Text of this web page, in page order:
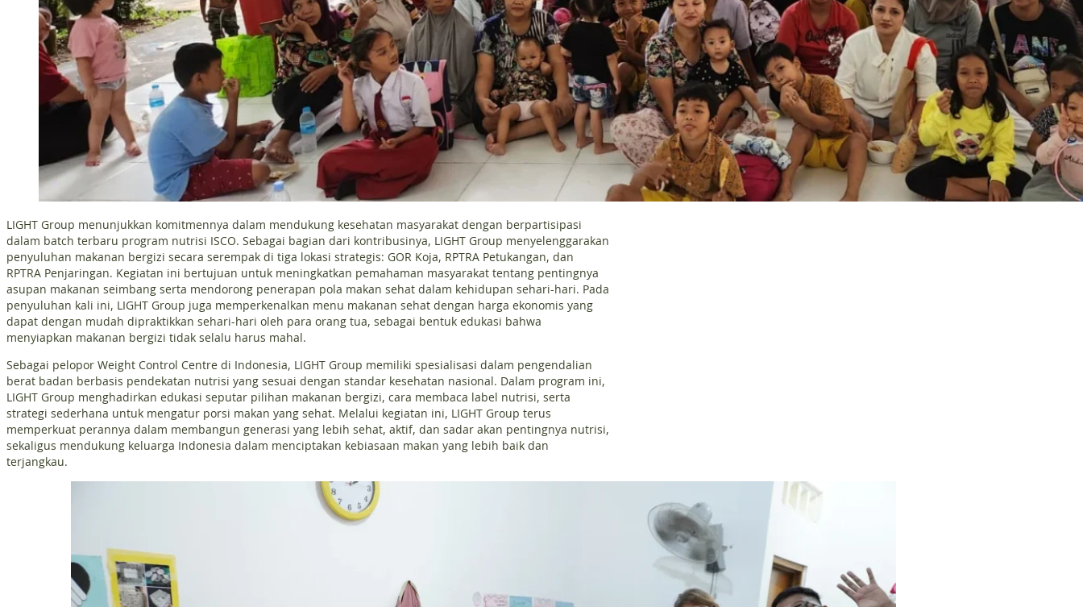
LIGHT Group menunjukkan komitmennya dalam mendukung kesehatan masyarakat dengan berpartisipasi
dalam batch terbaru program nutrisi ISCO. Sebagai bagian dari kontribusinya, LIGHT Group menyelenggarakan
penyuluhan makanan bergizi secara serempak di tiga lokasi strategis: GOR Koja, RPTRA Petukangan, dan
RPTRA Penjaringan. Kegiatan ini bertujuan untuk meningkatkan pemahaman masyarakat tentang pentingnya
asupan makanan seimbang serta mendorong penerapan pola makan sehat dalam kehidupan sehari-hari. Pada
penyuluhan kali ini, LIGHT Group juga memperkenalkan menu makanan sehat dengan harga ekonomis yang
dapat dengan mudah dipraktikkan sehari-hari oleh para orang tua, sebagai bentuk edukasi bahwa
menyiapkan makanan bergizi tidak selalu harus mahal.
Sebagai pelopor Weight Control Centre di Indonesia, LIGHT Group memiliki spesialisasi dalam pengendalian
berat badan berbasis pendekatan nutrisi yang sesuai dengan standar kesehatan nasional. Dalam program ini,
LIGHT Group menghadirkan edukasi seputar pilihan makanan bergizi, cara membaca label nutrisi, serta
strategi sederhana untuk mengatur porsi makan yang sehat. Melalui kegiatan ini, LIGHT Group terus
memperkuat perannya dalam membangun generasi yang lebih sehat, aktif, dan sadar akan pentingnya nutrisi,
sekaligus mendukung keluarga Indonesia dalam menciptakan kebiasaan makan yang lebih baik dan
terjangkau.